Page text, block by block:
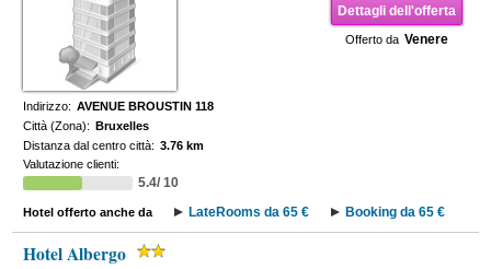
Dettagli dell'offerta
Offerto da Venere
Indirizzo: AVENUE BROUSTIN 118
Città (Zona): Bruxelles
Distanza dal centro città: 3.76 km
Valutazione clienti:
5.4/ 10
Hotel offerto anche da LateRooms da 65 € Booking da 65 €
Hotel Albergo